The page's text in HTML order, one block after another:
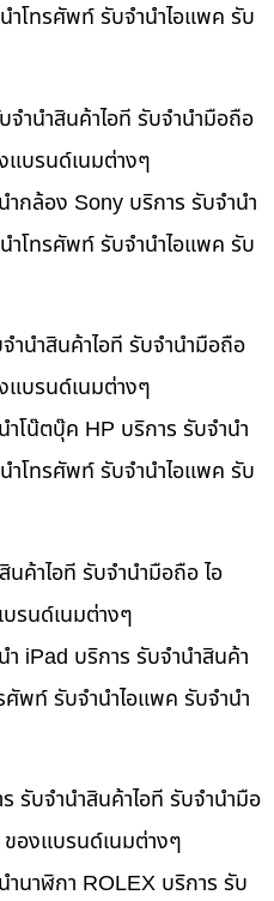
ำโทรศัพท์ รับจำนำไอแพค รับ
ำนำสินค้าไอที รับจำนำมือถือ
แบรนด์เนมต่างๆ
กล้อง Sony บริการ รับจำนำ
ำโทรศัพท์ รับจำนำไอแพค รับ
ำนำสินค้าไอที รับจำนำมือถือ
แบรนด์เนมต่างๆ
โน๊ตบุ๊ค HP บริการ รับจำนำ
ำโทรศัพท์ รับจำนำไอแพค รับ
ค้าไอที รับจำนำมือถือ ไอ
รนด์เนมต่างๆ
iPad บริการ รับจำนำสินค้า
พท์ รับจำนำไอแพค รับจำนำ
รับจำนำสินค้าไอที รับจำนำมือ
องแบรนด์เนมต่างๆ
นาฬิกา ROLEX บริการ รับ